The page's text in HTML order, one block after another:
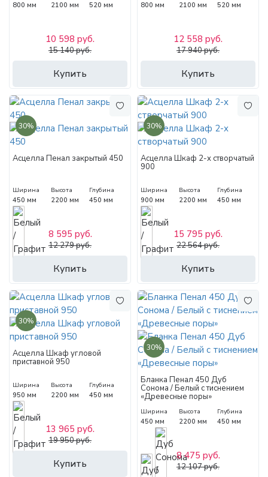
800 мм 2100 мм 520 мм
Купить
10 598 руб.
15 140 руб.
800 мм 2100 мм 520 мм
Купить
12 558 руб.
17 940 руб.
30%
Асцелла Пенал закрытый 450
Ширина
450 мм
Высота
2200 мм
Глубина
450 мм
Купить
8 595 руб.
12 279 руб.
30%
Асцелла Шкаф 2-х створчатый
900
Ширина
900 мм
Высота
2200 мм
Глубина
450 мм
Купить
15 795 руб.
22 564 руб.
30%
Асцелла Шкаф угловой
приставной 950
Ширина
950 мм
Высота
2200 мм
Глубина
450 мм
Купить
13 965 руб.
19 950 руб.
30%
Бланка Пенал 450 Дуб
Сонома / Белый с тиснением
«Древесные поры»
Ширина
450 мм
Высота
2200 мм
Глубина
450 мм
8 475 руб.
12 107 руб.